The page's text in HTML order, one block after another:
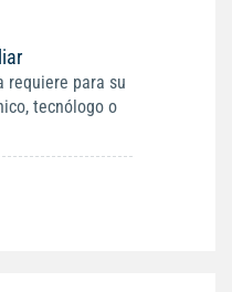
requiere para su
tecnólogo o